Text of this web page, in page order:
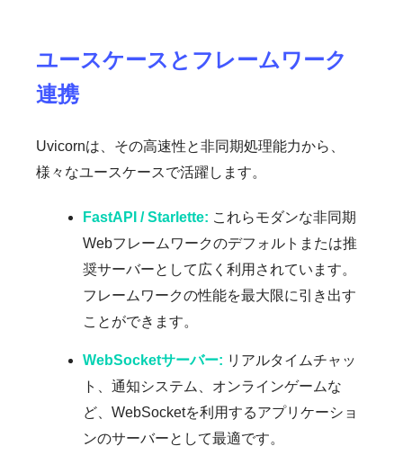
ユースケースとフレームワーク
連携
Uvicornは、その高速性と非同期処理能力から、
様々なユースケースで活躍します。
FastAPI / Starlette: これらモダンな非同期
Webフレームワークのデフォルトまたは推
奨サーバーとして広く利用されています。
フレームワークの性能を最大限に引き出す
ことができます。
WebSocketサーバー: リアルタイムチャッ
ト、通知システム、オンラインゲームな
ど、WebSocketを利用するアプリケーショ
ンのサーバーとして最適です。